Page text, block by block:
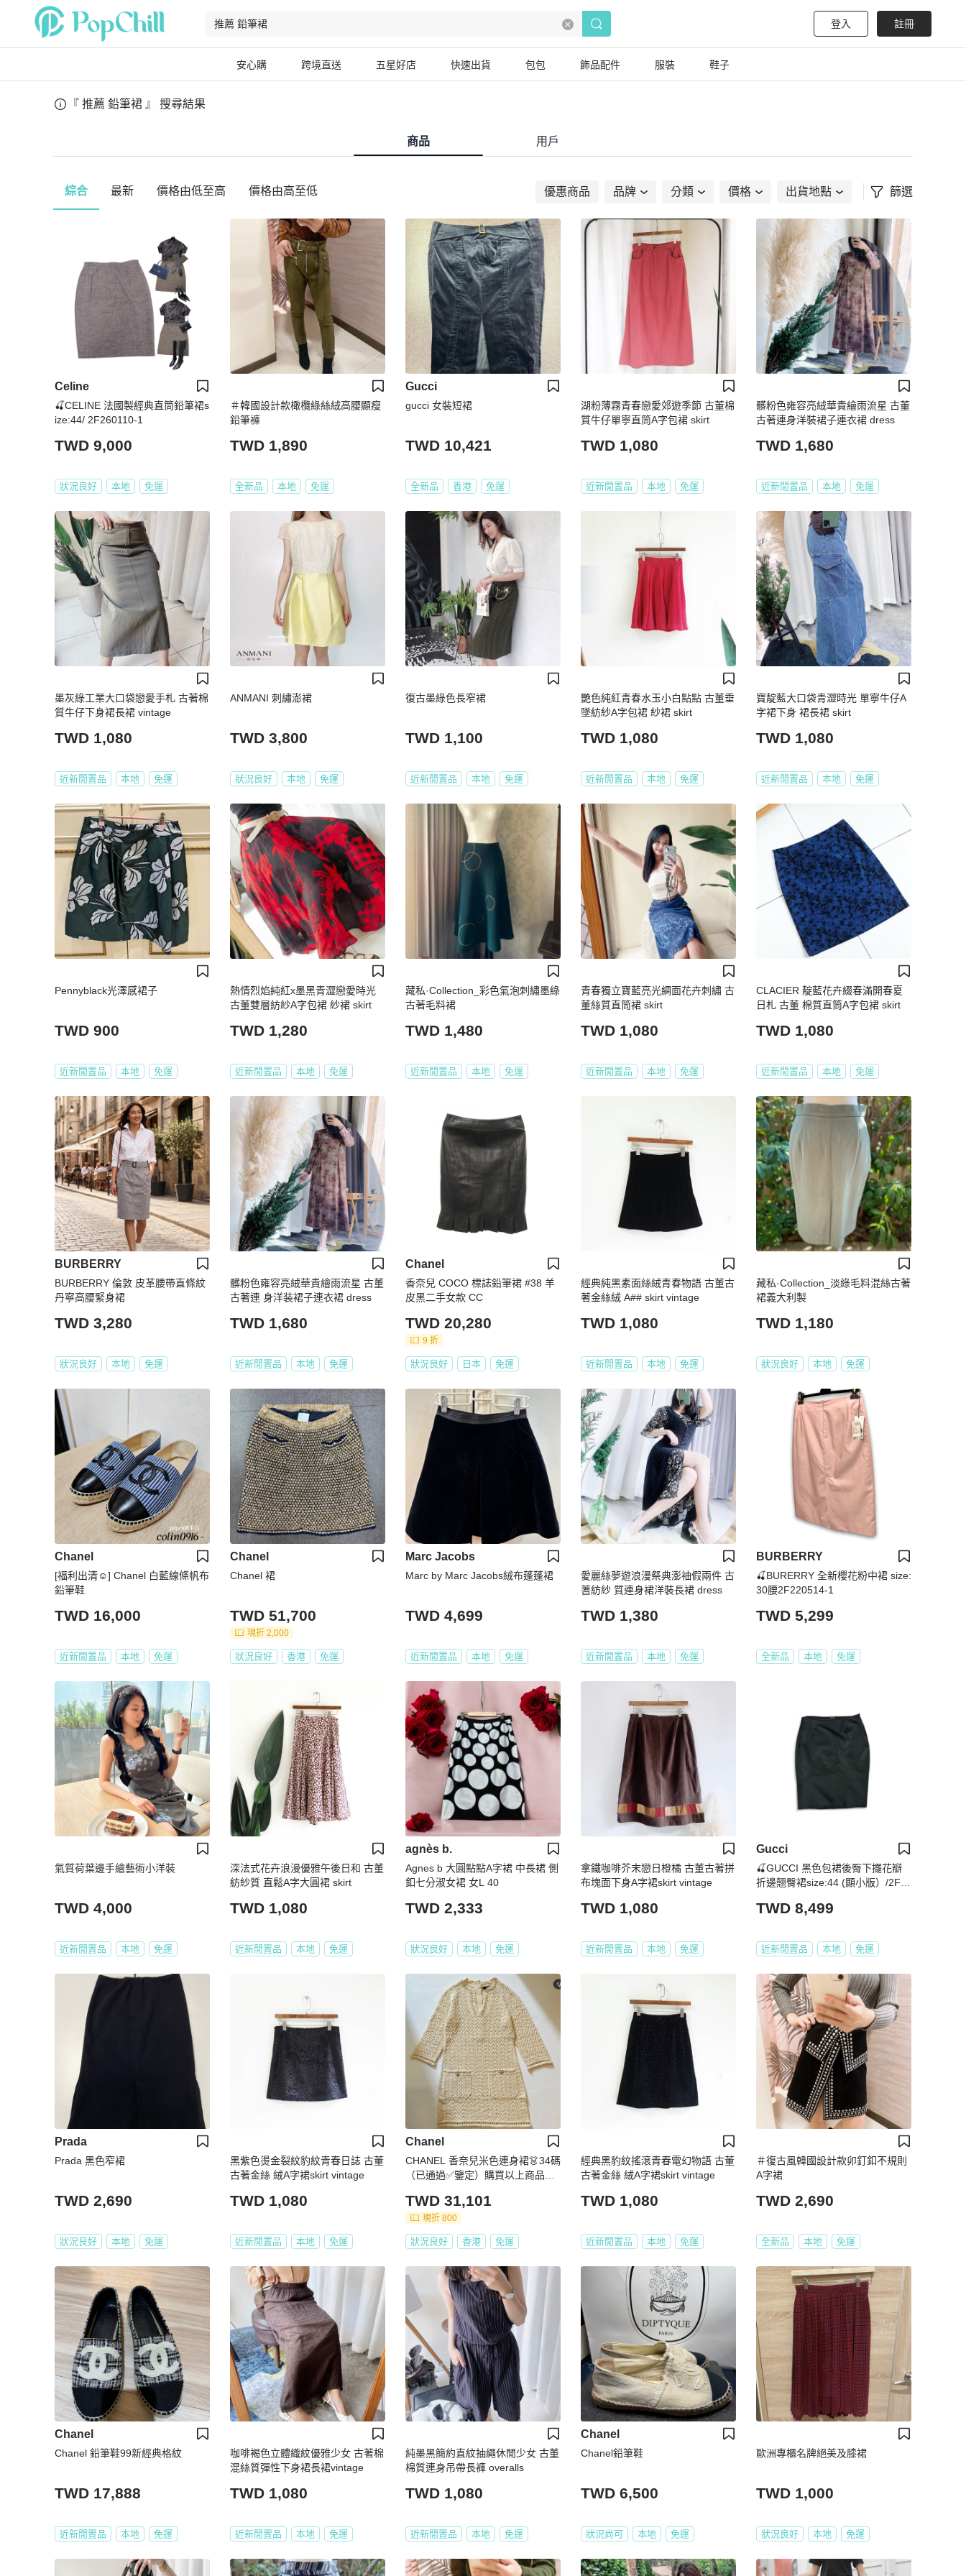
登入 註冊
安心購 跨境直送 五星好店 快速出貨 包包 飾品配件 服裝 鞋子
『 推薦 鉛筆裙 』 搜尋結果
商品 用戶
綜合 最新 價格由低至高 價格由高至低 優惠商品 品牌 分類 價格 出貨地點 篩選
Celine
🍒CELINE 法國製經典直筒鉛筆裙s
ize:44/ 2F260110-1
TWD 9,000
狀況良好 本地 免運
＃韓國設計款橄欖綠絲絨高腰顯瘦
鉛筆褲
TWD 1,890
全新品 本地 免運
Gucci
gucci 女裝短裙
TWD 10,421
全新品 香港 免運
湖粉薄霧青春戀愛郊遊季節 古董棉
質牛仔單寧直筒A字包裙 skirt
TWD 1,080
近新閒置品 本地 免運
髒粉色雍容亮絨華貴繪雨流星 古董
古著連身洋裝裙子連衣裙 dress
TWD 1,680
近新閒置品 本地 免運
墨灰綠工業大口袋戀愛手札 古著棉
質牛仔下身裙長裙 vintage
TWD 1,080
近新閒置品 本地 免運
ANMANI 刺繡澎裙
TWD 3,800
狀況良好 本地 免運
復古墨綠色長窄裙
TWD 1,100
近新閒置品 本地 免運
艷色純紅青春水玉小白點點 古董垂
墜紡紗A字包裙 紗裙 skirt
TWD 1,080
近新閒置品 本地 免運
寶靛藍大口袋青澀時光 單寧牛仔A
字裙下身 裙長裙 skirt
TWD 1,080
近新閒置品 本地 免運
Pennyblack光澤感裙子
TWD 900
近新閒置品 本地 免運
熱情烈焰純紅x墨黑青澀戀愛時光
古董雙層紡紗A字包裙 紗裙 skirt
TWD 1,280
近新閒置品 本地 免運
藏私·Collection_彩色氣泡刺繡墨綠
古著毛料裙
TWD 1,480
近新閒置品 本地 免運
青春獨立寶藍亮光綢面花卉刺繡 古
董絲質直筒裙 skirt
TWD 1,080
近新閒置品 本地 免運
CLACIER 靛藍花卉綴春滿開春夏
日札 古董 棉質直筒A字包裙 skirt
TWD 1,080
近新閒置品 本地 免運
BURBERRY
BURBERRY 倫敦 皮革腰帶直條紋
丹寧高腰緊身裙
TWD 3,280
狀況良好 本地 免運
髒粉色雍容亮絨華貴繪雨流星 古董
古著連 身洋装裙子連衣裙 dress
TWD 1,680
近新閒置品 本地 免運
Chanel
香奈兒 COCO 標誌鉛筆裙 #38 羊
皮黑二手女款 CC
TWD 20,280
9 折
狀況良好 日本 免運
經典純黑素面絲絨青春物語 古董古
著金絲絨 A## skirt vintage
TWD 1,080
近新閒置品 本地 免運
藏私·Collection_淡綠毛料混絲古著
裙義大利製
TWD 1,180
狀況良好 本地 免運
Chanel
[福利出清☺️] Chanel 白藍線條帆布
鉛筆鞋
TWD 16,000
近新閒置品 本地 免運
Chanel
Chanel 裙
TWD 51,700
現折 2,000
狀況良好 香港 免運
Marc Jacobs
Marc by Marc Jacobs絨布蓬蓬裙
TWD 4,699
近新閒置品 本地 免運
愛麗絲夢遊浪漫祭典澎䄂假兩件 古
蓍紡紗 質連身裙洋裝長裙 dress
TWD 1,380
近新閒置品 本地 免運
BURBERRY
🍒BURERRY 全新櫻花粉中裙 size:
30腰2F220514-1
TWD 5,299
全新品 本地 免運
氣質荷葉邊手繪藝術小洋裝
TWD 4,000
近新閒置品 本地 免運
深法式花卉浪漫優雅午後日和 古董
紡紗質 直鬆A字大圓裙 skirt
TWD 1,080
近新閒置品 本地 免運
agnès b.
Agnes b 大圓點點A字裙 中長裙 側
釦七分淑女裙 女L 40
TWD 2,333
狀況良好 本地 免運
拿鐵咖啡芥末戀日橙橘 古董古著拼
布塊面下身A字裙skirt vintage
TWD 1,080
近新閒置品 本地 免運
Gucci
🍒GUCCI 黑色包裙後臀下擺花瓣
折邊翹臀裙size:44 (顯小版）/2F2
TWD 8,499
近新閒置品 本地 免運
Prada
Prada 黑色窄裙
TWD 2,690
狀況良好 本地 免運
黑紫色燙金裂紋豹紋青春日誌 古董
古著金絲 絨A字裙skirt vintage
TWD 1,080
近新閒置品 本地 免運
Chanel
CHANEL 香奈兒米色連身裙👗34碼
（已通過✅鑒定）購買以上商品👆🏻
香水型襟章🎁
TWD 31,101
現折 800
狀況良好 香港 免運
經典黑豹紋搖滾青春電幻物語 古董
古著金絲 絨A字裙skirt vintage
TWD 1,080
近新閒置品 本地 免運
＃復古風韓國設計款卯釘釦不規則
A字裙
TWD 2,690
全新品 本地 免運
Chanel
Chanel 鉛筆鞋99新經典格紋
TWD 17,888
近新閒置品 本地 免運
咖啡褐色立體織紋優雅少女 古著棉
混絲質彈性下身裙長裙vintage
TWD 1,080
近新閒置品 本地 免運
純墨黑簡約直紋抽繩休閒少女 古董
棉質連身吊帶長褲 overalls
TWD 1,080
近新閒置品 本地 免運
Chanel
Chanel鉛筆鞋
TWD 6,500
狀況尚可 本地 免運
歐洲專櫃名牌絕美及膝裙
TWD 1,000
狀況良好 本地 免運